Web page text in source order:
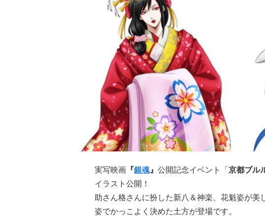
実写映画 『銀魂』 公開記念イベント「 京都ブル
イラスト公開！
助さん格さんに扮した新八＆神楽、花魁姿が美
姿でかっこよく決めた土方が登場です。